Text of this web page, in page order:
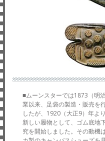
■ムーンスターでは1873（明
業以来、足袋の製造・販売を
したが、1920（大正9）年よ
新しい履物として、ゴム底地
究を開始しました。その動機